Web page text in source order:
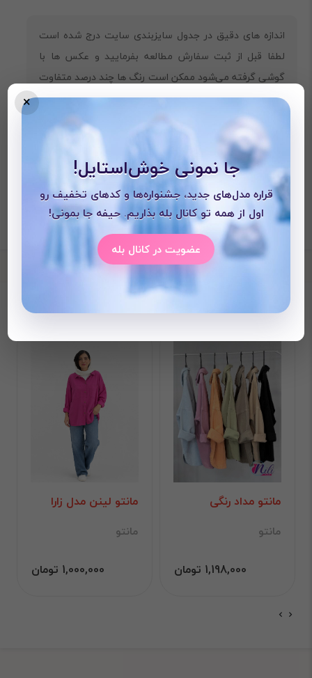
‎اندازه های دقیق در جدول سایزبندی سایت درج شده است
لطفا قبل از ثبت سفارش مطالعه بفرمایید و عکس ها با
گوشی گرفته می‌شود ممکن است رنگ ها چند درصد متفاوت
باشند
محصولات دیده شده
مانتو مداد رنگی
مانتو
1,198,000 تومان
مانتو لینن مدل زارا
مانتو
1,000,000 تومان
×
جا نمونی خوش‌استایل!
قراره مدل‌های جدید، جشنواره‌ها و کدهای تخفیف رو
اول از همه تو کانال بله بذاریم. حیفه جا بمونی!
عضویت در کانال بله